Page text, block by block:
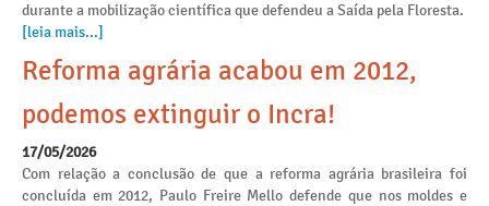
durante a mobilização científica que defendeu a Saída pela Floresta.
[leia mais...]
Reforma agrária acabou em 2012,
podemos extinguir o Incra!
17/05/2026
Com relação a conclusão de que a reforma agrária brasileira foi
concluída em 2012, Paulo Freire Mello defende que nos moldes e